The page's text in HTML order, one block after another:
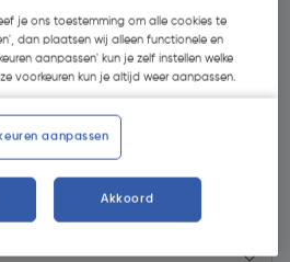
€ 27,23
je ons toestemming om alle cookies te
dan plaatsen wij alleen functionele en
aanpassen' kun je zelf instellen welke
voorkeuren kun je altijd weer aanpassen.
aanpassen
Akkoord